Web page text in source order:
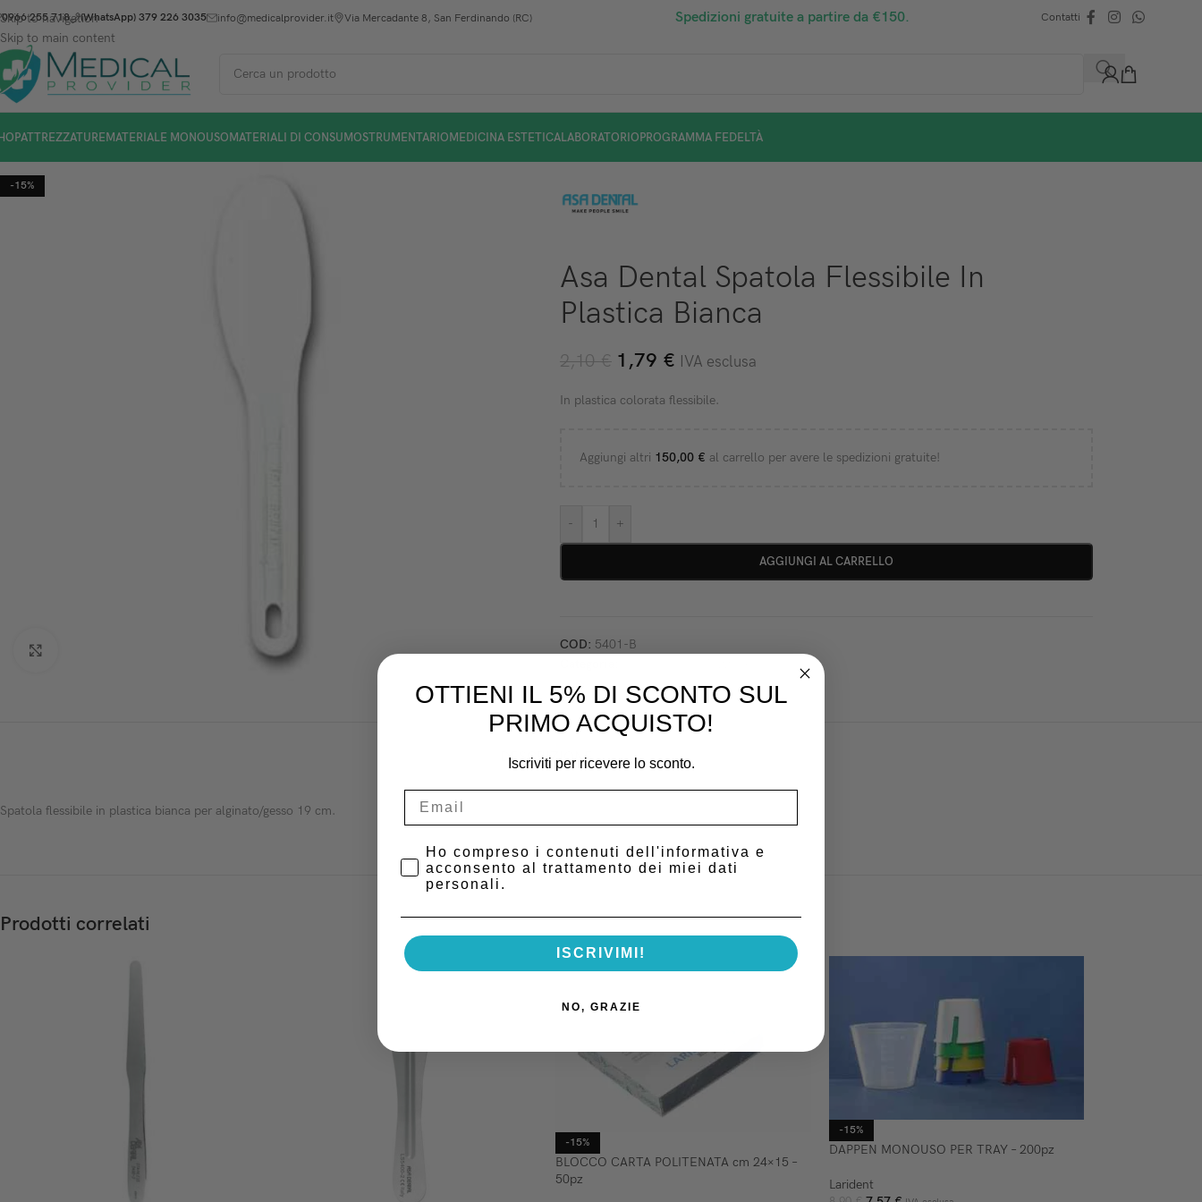
Skip to navigation
Skip to main content
0966 255 718 (WhatsApp) 379 226 3035 info@medicalprovider.it Via Mercadante 8, San Ferdinando (RC) Spedizioni gratuite a partire da €150. Contatti
ATTREZZATUREMATERIALE MONOUSOMATERIALI DI CONSUMOSTRUMENTARIOMEDICINA ESTETICALABORATORIOPROGRAMMA FEDELTÀ
-15%
Asa Dental Spatola Flessibile In
Plastica Bianca
2,10€ 1,79 € IVA esclusa
In plastica colorata flessibile.
Aggiungi altri 150,00 € al carrello per avere le spedizioni gratuite!
- +
AGGIUNGI AL CARRELLO
COD: 5401-B
DESCRIZIONE
Spatola flessibile in plastica bianca per alginato/gesso 19 cm.
Prodotti correlati
-15%
BLOCCO CARTA POLITENATA cm 24×15 –
50pz
-15%
DAPPEN MONOUSO PER TRAY – 200pz
Larident
OTTIENI IL 5% DI SCONTO SUL
PRIMO ACQUISTO!
Iscriviti per ricevere lo sconto.
Privacy Policy
Ho compreso i contenuti dell'informativa e
acconsento al trattamento dei miei dati
personali.
ISCRIVIMI!
NO, GRAZIE